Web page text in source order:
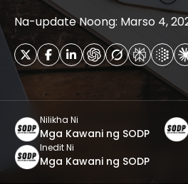
Na-update Noong: Marso 4,
Nilikha Ni
Mga Kawani ng SODP
Inedit Ni
Mga Kawani ng SODP